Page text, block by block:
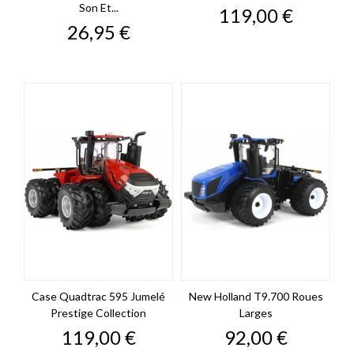
Son Et...
Prix
26,95 €
Prix
119,00 €
Case Quadtrac 595 Jumelé
Prestige Collection
Prix
119,00 €
New Holland T9.700 Roues
Larges
Prix
92,00 €